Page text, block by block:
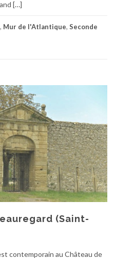
[…]
, Mur de l'Atlantique, Seconde
(Saint-
contemporain au Château de